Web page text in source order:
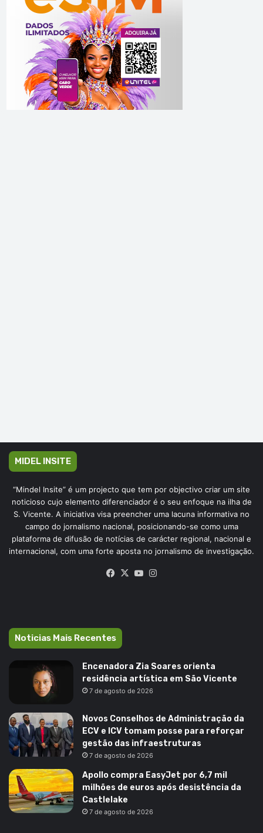
MIDEL INSITE
“Mindel Insite” é um projecto que tem por objectivo criar um site
noticioso cujo elemento diferenciador é o seu enfoque na ilha de
S. Vicente. A iniciativa visa preencher uma lacuna informativa no
campo do jornalismo nacional, posicionando-se como uma
plataforma de difusão de notícias de carácter regional, nacional e
internacional, com uma forte aposta no jornalismo de investigação.
Facebook
X YouTube
Noticias Mais Recentes
Encenadora Zia Soares orienta
residência artística em São Vicente
7 de agosto de 2026
Novos Conselhos de Administração da
ECV e ICV tomam posse para reforçar
gestão das infraestruturas
7 de agosto de 2026
Apollo compra EasyJet por 6,7 mil
milhões de euros após desistência da
Castlelake
7 de agosto de 2026